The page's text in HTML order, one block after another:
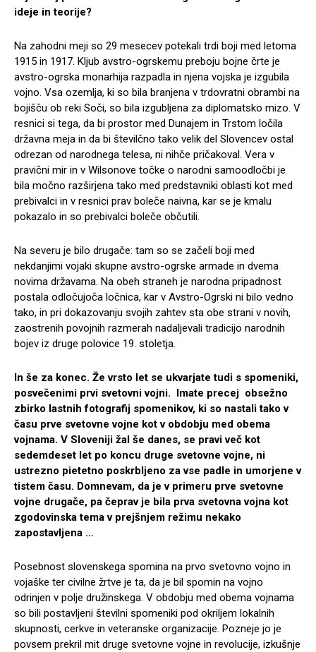
ideje in teorije?
Na zahodni meji so 29 mesecev potekali trdi boji med letoma
1915 in 1917. Kljub avstro-ogrskemu preboju bojne črte je
avstro-ogrska monarhija razpadla in njena vojska je izgubila
vojno. Vsa ozemlja, ki so bila branjena v trdovratni obrambi na
bojišču ob reki Soči, so bila izgubljena za diplomatsko mizo. V
resnici si tega, da bi prostor med Dunajem in Trstom ločila
državna meja in da bi številčno tako velik del Slovencev ostal
odrezan od narodnega telesa, ni nihče pričakoval. Vera v
pravični mir in v Wilsonove točke o narodni samoodločbi je
bila močno razširjena tako med predstavniki oblasti kot med
prebivalci in v resnici prav boleče naivna, kar se je kmalu
pokazalo in so prebivalci boleče občutili.
Na severu je bilo drugače: tam so se začeli boji med
nekdanjimi vojaki skupne avstro-ogrske armade in dvema
novima državama. Na obeh straneh je narodna pripadnost
postala odločujoča ločnica, kar v Avstro-Ogrski ni bilo vedno
tako, in pri dokazovanju svojih zahtev sta obe strani v novih,
zaostrenih povojnih razmerah nadaljevali tradicijo narodnih
bojev iz druge polovice 19. stoletja.
In še za konec. Že vrsto let se ukvarjate tudi s spomeniki,
posvečenimi prvi svetovni vojni. Imate precej obsežno
zbirko lastnih fotografij spomenikov, ki so nastali tako v
času prve svetovne vojne kot v obdobju med obema
vojnama. V Sloveniji žal še danes, se pravi več kot
sedemdeset let po koncu druge svetovne vojne, ni
ustrezno pietetno poskrbljeno za vse padle in umorjene v
tistem času. Domnevam, da je v primeru prve svetovne
vojne drugače, pa čeprav je bila prva svetovna vojna kot
zgodovinska tema v prejšnjem režimu nekako
zapostavljena …
Posebnost slovenskega spomina na prvo svetovno vojno in
vojaške ter civilne žrtve je ta, da je bil spomin na vojno
odrinjen v polje družinskega. V obdobju med obema vojnama
so bili postavljeni številni spomeniki pod okriljem lokalnih
skupnosti, cerkve in veteranske organizacije. Pozneje jo je
povsem prekril mit druge svetovne vojne in revolucije, izkušnje